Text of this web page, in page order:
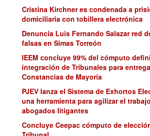
Cristina Kirchner es condenada a
domiciliaria con tobillera electrónica
Denuncia Luis Fernando Salazar red
falsas en Simas Torreón
IEEM concluye 99% del cómputo
integración de Tribunales para
Constancias de Mayoría
PJEV lanza el Sistema de Exhortos
una herramienta para agilizar el
abogados litigantes
Concluye Ceepac cómputo de